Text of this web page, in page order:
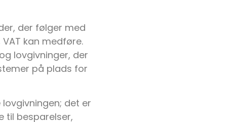
der følger med
kan medføre.
lovgivninger, der
på plads for
det er
til besparelser,